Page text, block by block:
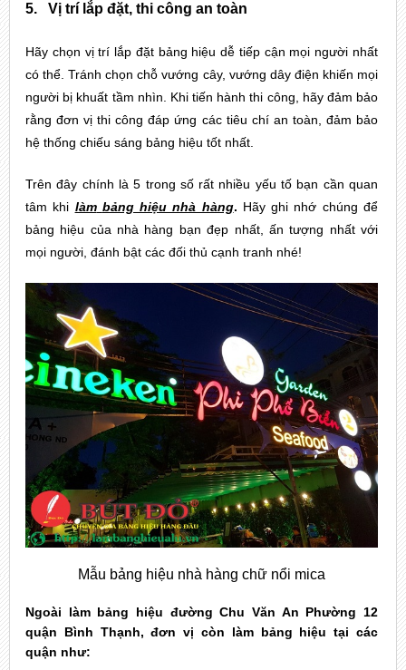
5. Vị trí lắp đặt, thi công an toàn
Hãy chọn vị trí lắp đặt bảng hiệu dễ tiếp cận mọi người nhất
có thể. Tránh chọn chỗ vướng cây, vướng dây điện khiến mọi
người bị khuất tầm nhìn. Khi tiến hành thi công, hãy đảm bảo
rằng đơn vị thi công đáp ứng các tiêu chí an toàn, đảm bảo
hệ thống chiếu sáng bảng hiệu tốt nhất.
Trên đây chính là 5 trong số rất nhiều yếu tố bạn cần quan
tâm khi làm bảng hiệu nhà hàng. Hãy ghi nhớ chúng để
bảng hiệu của nhà hàng bạn đẹp nhất, ấn tượng nhất với
mọi người, đánh bật các đối thủ cạnh tranh nhé!
Mẫu bảng hiệu nhà hàng chữ nổi mica
Ngoài làm bảng hiệu đường Chu Văn An Phường 12
quận Bình Thạnh, đơn vị còn làm bảng hiệu tại các
quận như: